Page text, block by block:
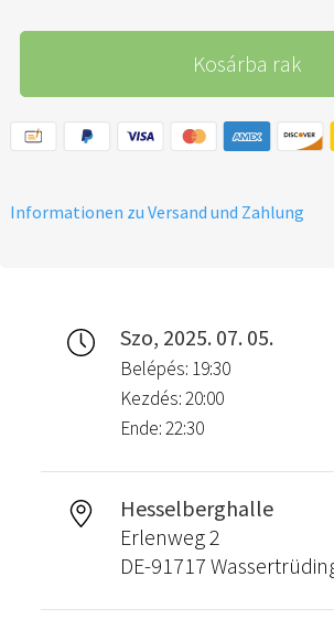
Kosárba rak
Informationen zu Versand und Zahlung
Szo, 2025. 07. 05.
Belépés: 19:30
Kezdés: 20:00
Ende: 22:30
Hesselberghalle
Erlenweg 2
DE-91717